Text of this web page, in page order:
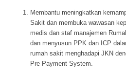
Membantu meningkatkan
Sakit dan membuka wawasan
medis dan staf manajemen
dan menyusun PPK dan ICP
rumah sakit menghadapi JKN
Pre Payment System.